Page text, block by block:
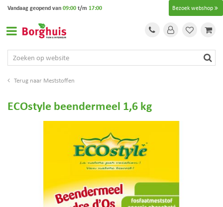
Meststoffen
Bezoek webshop
Vandaag geopend van09:00t/m 17:00
ECOstyle beendermeel 1,6 kg